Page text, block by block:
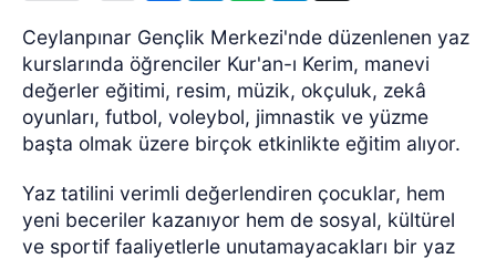
Ceylanpınar Gençlik Merkezi'nde düzenlenen yaz
kurslarında öğrenciler Kur'an-ı Kerim, manevi
değerler eğitimi, resim, müzik, okçuluk, zekâ
oyunları, futbol, voleybol, jimnastik ve yüzme
başta olmak üzere birçok etkinlikte eğitim alıyor.
Yaz tatilini verimli değerlendiren çocuklar, hem
yeni beceriler kazanıyor hem de sosyal, kültürel
ve sportif faaliyetlerle unutamayacakları bir yaz